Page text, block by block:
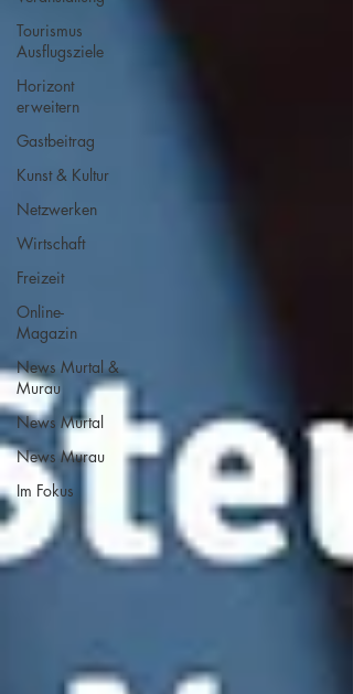
Tourismus
Ausflugsziele
Horizont
erweitern
Gastbeitrag
Kunst & Kultur
Netzwerken
Wirtschaft
Freizeit
Online-
Magazin
News Murtal &
Murau
News Murtal
News Murau
Im Fokus